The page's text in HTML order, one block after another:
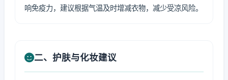
响免疫力，建议根据气温及时增减衣物，减少受凉风险。
二、护肤与化妆建议